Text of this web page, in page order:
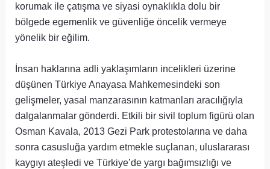
korumak ile çatışma ve siyasi oynaklıkla dolu bir
bölgede egemenlik ve güvenliğe öncelik vermeye
yönelik bir eğilim.
İnsan haklarına adli yaklaşımların incelikleri üzerine
düşünen Türkiye Anayasa Mahkemesindeki son
gelişmeler, yasal manzarasının katmanları aracılığıyla
dalgalanmalar gönderdi. Etkili bir sivil toplum figürü olan
Osman Kavala, 2013 Gezi Park protestolarına ve daha
sonra casusluğa yardım etmekle suçlanan, uluslararası
kaygıyı ateşledi ve Türkiye’de yargı bağımsızlığı ve